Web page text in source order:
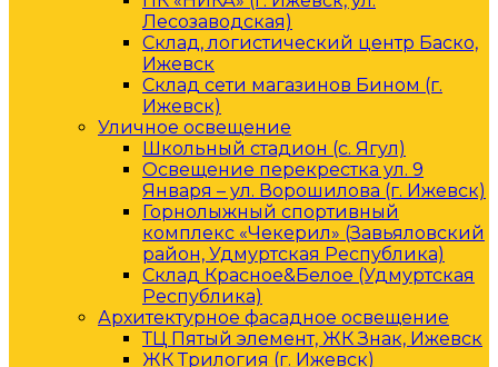
Лесозаводская)
Склад, логистический центр Баско,
Ижевск
Склад сети магазинов Бином (г.
Ижевск)
Уличное освещение
Школьный стадион (с. Ягул)
Освещение перекрестка ул. 9
Января – ул. Ворошилова (г. Ижевск)
Горнолыжный спортивный
комплекс «Чекерил» (Завьяловский
район, Удмуртская Республика)
Склад Красное&Белое (Удмуртская
Республика)
Архитектурное фасадное освещение
ТЦ Пятый элемент, ЖК Знак, Ижевск
ЖК Трилогия (г. Ижевск)